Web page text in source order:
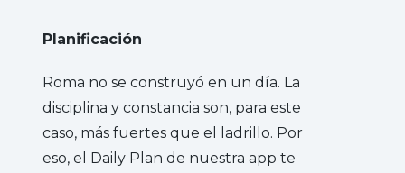
Planificación
Roma no se construyó en un día. La
disciplina y constancia son, para este
caso, más fuertes que el ladrillo. Por
eso, el Daily Plan de nuestra app te